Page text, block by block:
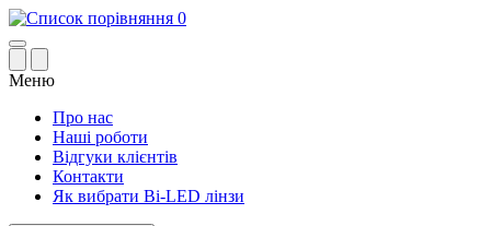
0
Меню
Про нас
Наші роботи
Відгуки клієнтів
Контакти
Як вибрати Bi-LED лінзи